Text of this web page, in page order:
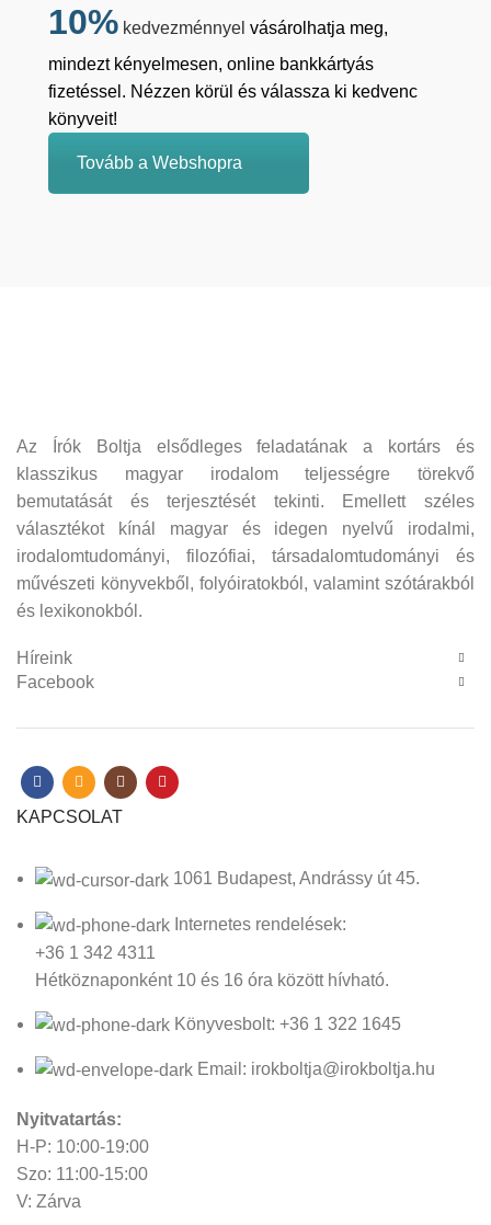
10% kedvezménnyel vásárolhatja meg,
mindezt kényelmesen, online bankkártyás
fizetéssel. Nézzen körül és válassza ki kedvenc
könyveit!
Tovább a Webshopra
Az Írók Boltja elsődleges feladatának a kortárs és
klasszikus magyar irodalom teljességre törekvő
bemutatását és terjesztését tekinti. Emellett széles
választékot kínál magyar és idegen nyelvű irodalmi,
irodalomtudományi, filozófiai, társadalomtudományi és
művészeti könyvekből, folyóiratokból, valamint szótárakból
és lexikonokból.
Híreink
Facebook
KAPCSOLAT
1061 Budapest, Andrássy út 45.
Internetes rendelések:
+36 1 342 4311
Hétköznaponként 10 és 16 óra között hívható.
Könyvesbolt: +36 1 322 1645
Email: irokboltja@irokboltja.hu
Nyitvatartás:
H-P: 10:00-19:00
Szo: 11:00-15:00
V: Zárva